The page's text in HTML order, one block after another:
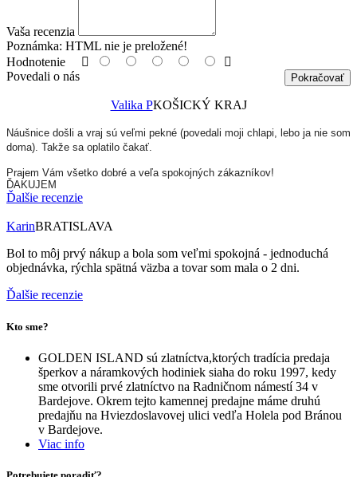
Vaša recenzia
Poznámka: HTML nie je preložené!
Hodnotenie
Pokračovať
Povedali o nás
Valika PKOŠICKÝ KRAJ
Náušnice došli a vraj sú veľmi pekné (povedali moji chlapi, lebo ja nie som
doma). Takže sa oplatilo čakať.
Prajem Vám všetko dobré a veľa spokojných zákazníkov!
ĎAKUJEM
Ďalšie recenzie
KarinBRATISLAVA
Bol to môj prvý nákup a bola som veľmi spokojná - jednoduchá
objednávka, rýchla spätná väzba a tovar som mala o 2 dni.
Ďalšie recenzie
Kto sme?
GOLDEN ISLAND sú zlatníctva,ktorých tradícia predaja
šperkov a náramkových hodiniek siaha do roku 1997, kedy
sme otvorili prvé zlatníctvo na Radničnom námestí 34 v
Bardejove. Okrem tejto kamennej predajne máme druhú
predajňu na Hviezdoslavovej ulici vedľa Holela pod Bránou
v Bardejove.
Viac info